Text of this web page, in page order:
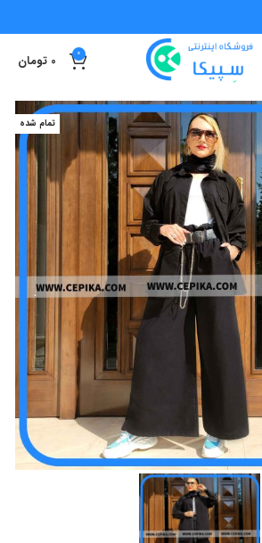
0
0 تومان
تمام شده
کنید